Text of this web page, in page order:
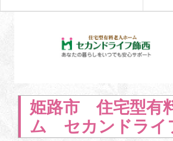
姫路市 住宅型有
ム セカンドライ